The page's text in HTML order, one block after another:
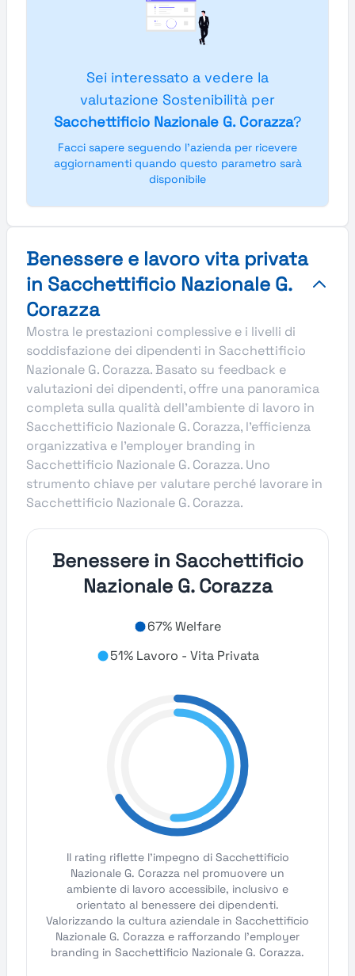
Sei interessato a vedere la
valutazione Sostenibilità per
Sacchettificio Nazionale G. Corazza?
Facci sapere seguendo l'azienda per ricevere
aggiornamenti quando questo parametro sarà
disponibile
Benessere e lavoro vita privata
in Sacchettificio Nazionale G.
Corazza
Mostra le prestazioni complessive e i livelli di
soddisfazione dei dipendenti in Sacchettificio
Nazionale G. Corazza. Basato su feedback e
valutazioni dei dipendenti, offre una panoramica
completa sulla qualità dell’ambiente di lavoro in
Sacchettificio Nazionale G. Corazza, l’efficienza
organizzativa e l’employer branding in
Sacchettificio Nazionale G. Corazza. Uno
strumento chiave per valutare perché lavorare in
Sacchettificio Nazionale G. Corazza.
Benessere in Sacchettificio
Nazionale G. Corazza
67% Welfare
51% Lavoro - Vita Privata
Il rating riflette l'impegno di Sacchettificio
Nazionale G. Corazza nel promuovere un
ambiente di lavoro accessibile, inclusivo e
orientato al benessere dei dipendenti.
Valorizzando la cultura aziendale in Sacchettificio
Nazionale G. Corazza e rafforzando l'employer
branding in Sacchettificio Nazionale G. Corazza.